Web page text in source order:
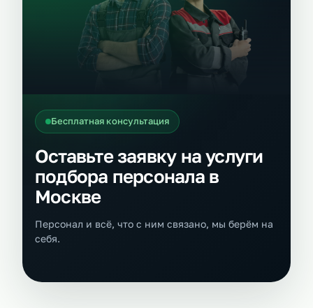
Бесплатная консультация
Оставьте заявку на услуги
подбора персонала в
Москве
Персонал и всё, что с ним связано, мы берём на
себя.